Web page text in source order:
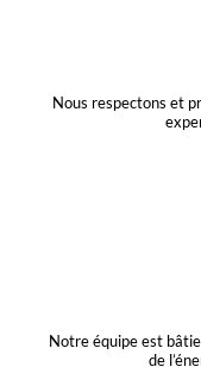
Nous respectons et
Notre équipe est
de